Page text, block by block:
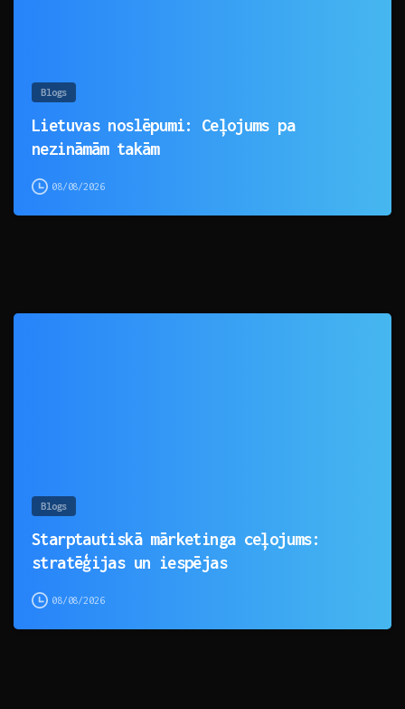
Blogs
Lietuvas noslēpumi: Ceļojums pa
nezināmām takām
08/08/2026
Blogs
Starptautiskā mārketinga ceļojums:
stratēģijas un iespējas
08/08/2026